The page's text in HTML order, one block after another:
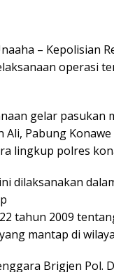
– Kepolisian
operasi
gelar pasukan
Ali, Pabung
lingkup polres
dilaksanakan
tahun 2009
mantap di
Brigjen Pol.